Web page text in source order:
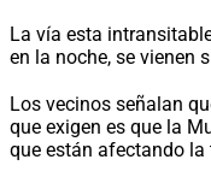
La vía esta
en la noche, se vienen
Los vecinos señalan
que exigen es que la
que están afectando